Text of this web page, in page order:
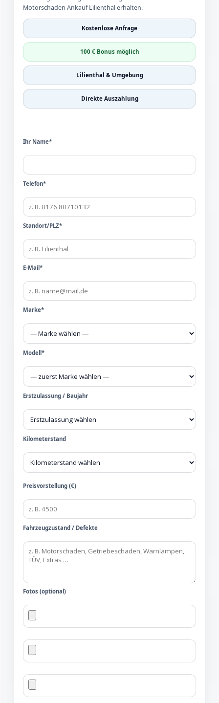
Motorschaden Ankauf Lilienthal erhalten.
Kostenlose Anfrage
100 € Bonus möglich
Lilienthal & Umgebung
Direkte Auszahlung
Ihr Name*
Telefon*
Standort/PLZ*
E-Mail*
Marke*
Modell*
Erstzulassung / Baujahr
Kilometerstand
Preisvorstellung (€)
Fahrzeugzustand / Defekte
Fotos (optional)